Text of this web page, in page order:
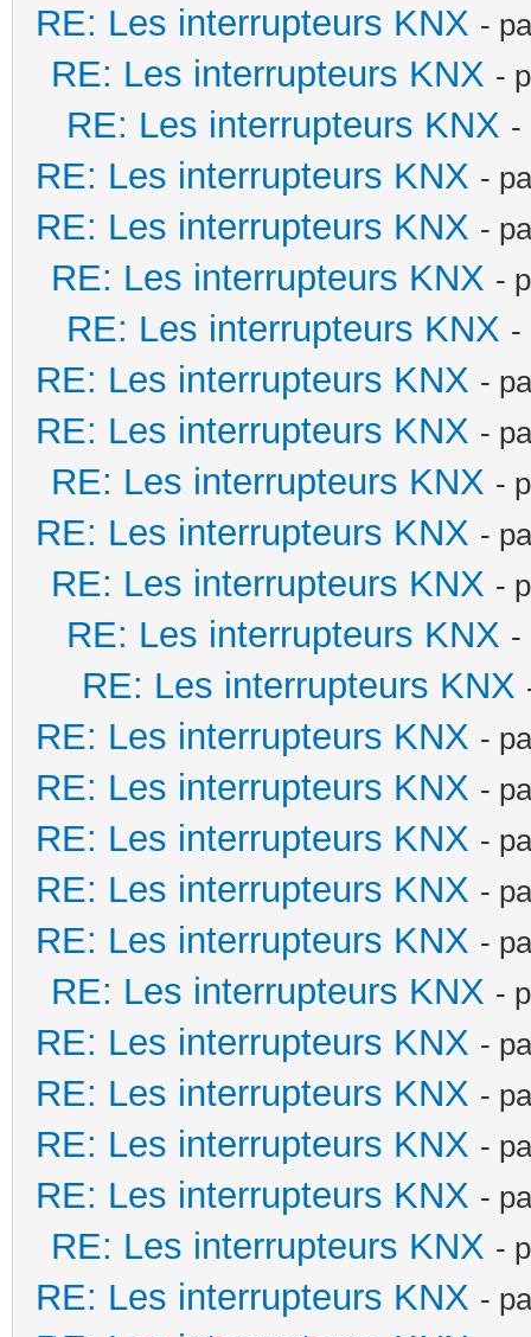
RE: Les interrupteurs KNX -
RE: Les interrupteurs KNX -
RE: Les interrupteurs KNX -
RE: Les interrupteurs KNX -
RE: Les interrupteurs KNX -
RE: Les interrupteurs KNX -
RE: Les interrupteurs KNX -
RE: Les interrupteurs KNX -
RE: Les interrupteurs KNX -
RE: Les interrupteurs KNX -
RE: Les interrupteurs KNX -
RE: Les interrupteurs KNX -
RE: Les interrupteurs KNX -
RE: Les interrupteurs KNX
RE: Les interrupteurs KNX -
RE: Les interrupteurs KNX -
RE: Les interrupteurs KNX -
RE: Les interrupteurs KNX -
RE: Les interrupteurs KNX -
RE: Les interrupteurs KNX -
RE: Les interrupteurs KNX -
RE: Les interrupteurs KNX -
RE: Les interrupteurs KNX -
RE: Les interrupteurs KNX -
RE: Les interrupteurs KNX -
RE: Les interrupteurs KNX -